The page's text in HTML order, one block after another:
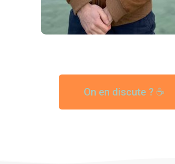
On en discute ? ☕